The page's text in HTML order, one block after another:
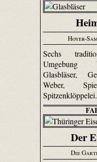
Hoyer-
Sechs
Umgebung
Glasbläser,
Weber,
Spitzenklöppelei.
Der
Die